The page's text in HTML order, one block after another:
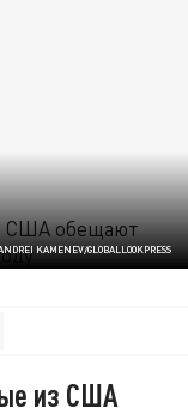
KAMENEV/GLOBALLOOKPRESS
из США